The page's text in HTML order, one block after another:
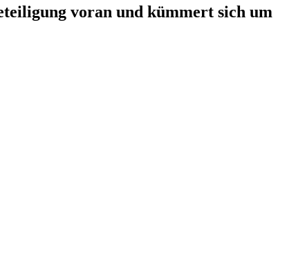
voran und kümmert sich um